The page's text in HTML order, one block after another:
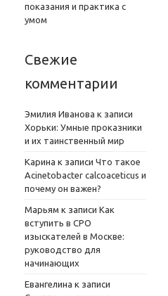
показания и практика с
умом
Свежие
комментарии
Эмилия Иванова к записи
Хорьки: Умные проказники
и их таинственный мир
Карина к записи Что такое
Acinetobacter calcoaceticus и
почему он важен?
Марьям к записи Как
вступить в СРО
изыскателей в Москве:
руководство для
начинающих
Евангелина к записи